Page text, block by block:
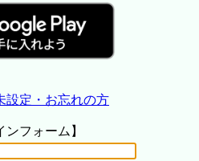
設定・お忘れの方
ンフォーム】